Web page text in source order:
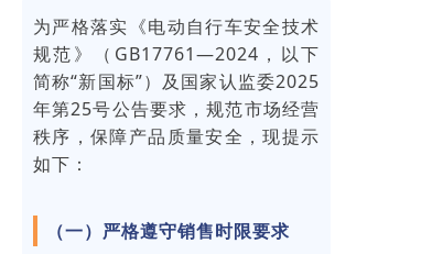
为严格落实《电动自行车安全技术
规范》（GB17761—2024，以下
简称“新国标”）及国家认监委2025
年第25号公告要求，规范市场经营
秩序，保障产品质量安全，现提示
如下：
（一）严格遵守销售时限要求